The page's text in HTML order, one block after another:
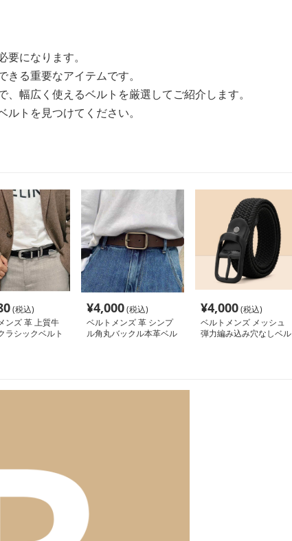
になります。
る重要なアイテムです。
幅広く使えるベルトを厳選してご紹介します。
トを見つけてください。
(税込)
ンズ 革 上質牛
ラシックベルト
¥4,000(税込)
ベルトメンズ 革 シンプ
ル角丸バックル本革ベル
¥4,000(税込)
ベルトメンズ メッシュ
弾力編み込み穴なしベル